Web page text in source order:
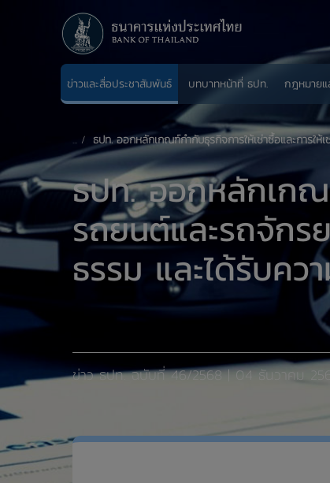
ข่าวและสื่อประชาสัมพันธ์ บทบาทหน้าที่ ธปท. กฎหมายแ
ธปท. ออกหลักเกณฑ์กำกับธุรกิจการให้เช่าซื้อและการใ
ธปท. ออกหลักเกณ
รถยนต์และรถจักร
ธรรม และได้รับคว
ข่าว ธปท. ฉบับที่ 46/2568 | 04 ธันวาคม